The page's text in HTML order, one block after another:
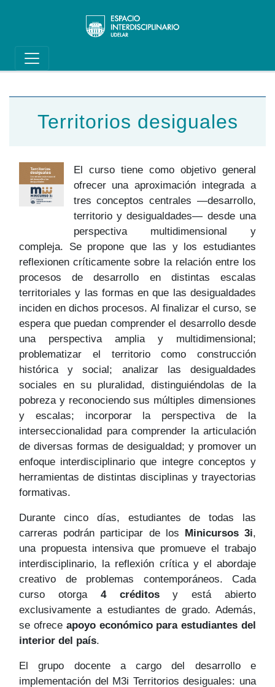
Main navigation
Territorios desiguales
El curso tiene como objetivo general
ofrecer una aproximación integrada a
tres conceptos centrales —desarrollo,
territorio y desigualdades— desde una
perspectiva multidimensional y
compleja. Se propone que las y los estudiantes
reflexionen críticamente sobre la relación entre los
procesos de desarrollo en distintas escalas
territoriales y las formas en que las desigualdades
inciden en dichos procesos. Al finalizar el curso, se
espera que puedan comprender el desarrollo desde
una perspectiva amplia y multidimensional;
problematizar el territorio como construcción
histórica y social; analizar las desigualdades
sociales en su pluralidad, distinguiéndolas de la
pobreza y reconociendo sus múltiples dimensiones
y escalas; incorporar la perspectiva de la
interseccionalidad para comprender la articulación
de diversas formas de desigualdad; y promover un
enfoque interdisciplinario que integre conceptos y
herramientas de distintas disciplinas y trayectorias
formativas.
Durante cinco días, estudiantes de todas las
carreras podrán participar de los Minicursos 3i,
una propuesta intensiva que promueve el trabajo
interdisciplinario, la reflexión crítica y el abordaje
creativo de problemas contemporáneos. Cada
curso otorga 4 créditosy está abierto
exclusivamente a estudiantes de grado. Además,
se ofrece apoyo económico para estudiantes del
interior del país.
El grupo docente a cargo del desarrollo e
implementación del M3i Territorios desiguales: una